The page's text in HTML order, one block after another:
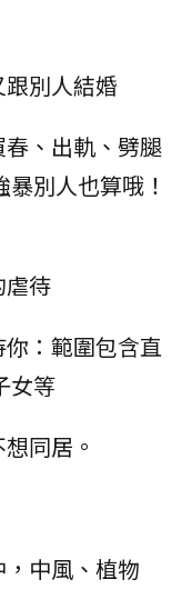
別人結婚
、出軌、劈腿
別人也算哦！
虐待
：範圍包含直
女等
同居。
中風、植物